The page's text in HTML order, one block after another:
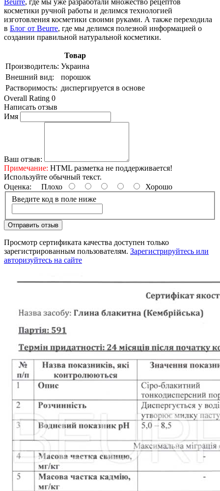
косметики ручной работы и делимся технологией
изготовления косметики своими руками. А также переходила
в Блог от Beurre, где мы делимся полезной информацией о
создании правильной натуральной косметики.
Товар
Производитель: Украина
Внешний вид:
порошок
Растворимость: диспергируется в основе
Overall Rating 0
Написать отзыв
Имя
Ваш отзыв:
Примечание: HTML разметка не поддерживается!
Используйте обычный текст.
Оценка: Плохо
Хорошо
Введите код в поле ниже
Отправить отзыв
Просмотр сертификата качества доступен только
зарегистрированным пользователям. Зарегистрируйтесь или
авторизуйтесь на сайте